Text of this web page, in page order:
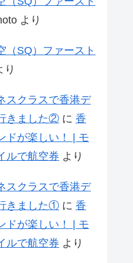
より
（SQ）ファースト
り
スクラスで香港デ
きました② に 香
ドが楽しい！ | モ
ルで航空券 より
スクラスで香港デ
きました① に 香
ドが楽しい！ | モ
ルで航空券 より